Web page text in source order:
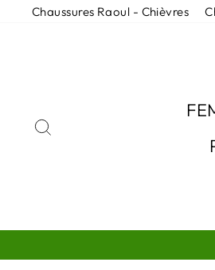
PasserChaussures Raoul - Chièvres